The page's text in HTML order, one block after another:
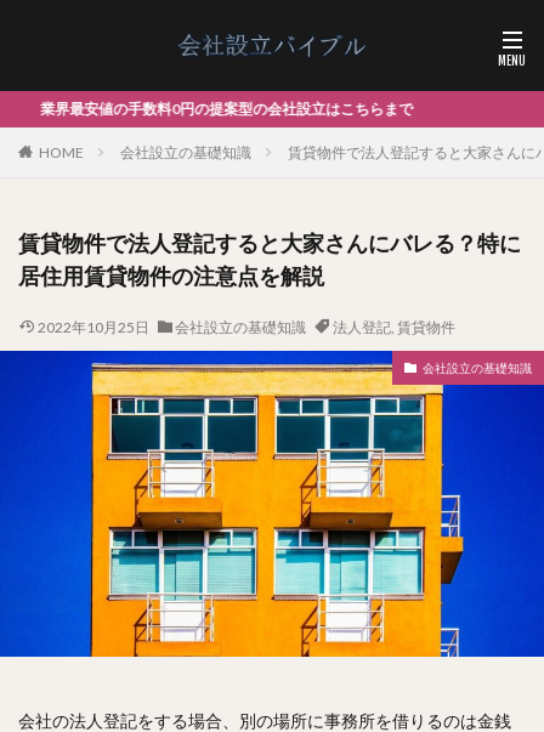
型の会社設立はこちらまで
HOME 会社設立の基礎知識 賃貸物件で法人登記すると大家さん
賃貸物件で法人登記すると大家さんにバレる？特に
居住用賃貸物件の注意点を解説
2022年10月25日 会社設立の基礎知識 法人登記, 賃貸物件
会社設立の基礎知識
会社の法人登記をする場合、別の場所に事務所を借りるのは金銭